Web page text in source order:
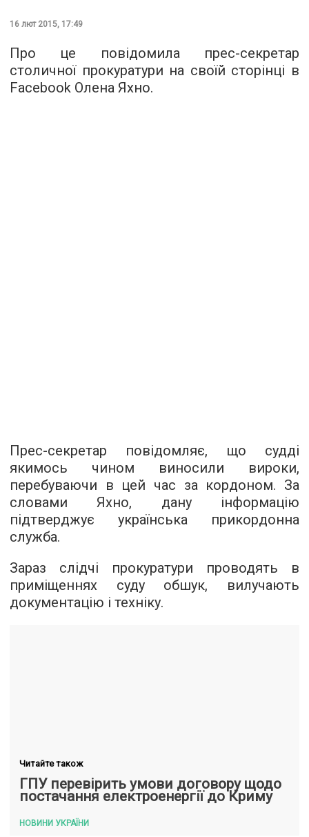
16 лют 2015, 17:49
Про це повідомила прес-секретар
столичної прокуратури на своїй сторінці в
Facebook Олена Яхно.
Прес-секретар повідомляє, що судді
якимось чином виносили вироки,
перебуваючи в цей час за кордоном. За
словами Яхно, дану інформацію
підтверджує українська прикордонна
служба.
Зараз слідчі прокуратури проводять в
приміщеннях суду обшук, вилучають
документацію і техніку.
Читайте також
ГПУ перевірить умови договору щодо
постачання електроенергії до Криму
НОВИНИ УКРАЇНИ